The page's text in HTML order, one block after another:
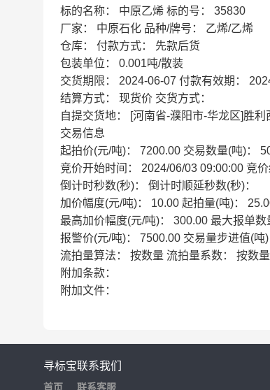
标的名称： 中原乙烯 标的号： 35830
厂家： 中原石化 品种/牌号： 乙烯/乙烯
仓库： 付款方式： 先款后货
包装单位： 0.001吨/散装
交货期限： 2024-06-07 付款有效期：
结算方式： 现货价 交货方式：
自提交货地：
[河南省-濮阳市-华龙区]胜利
交易信息
起拍价(元/吨)： 7200.00 交易数量(吨)：
竞价开始时间： 2024/06/03 09:00:00 竞价
倒计时秒数(秒)： 倒计时顺延秒数(秒)：
加价幅度(元/吨)： 10.00 起拍量(吨)：
最高加价幅度(元/吨)： 300.00 最大报单数
报警价(元/吨)： 7500.00 交易量步进值(吨)
流拍量算法： 按数量 流拍量系数： 按数量
附加条款：
附加文件：
寻标宝
首页
联系我们
联系客服